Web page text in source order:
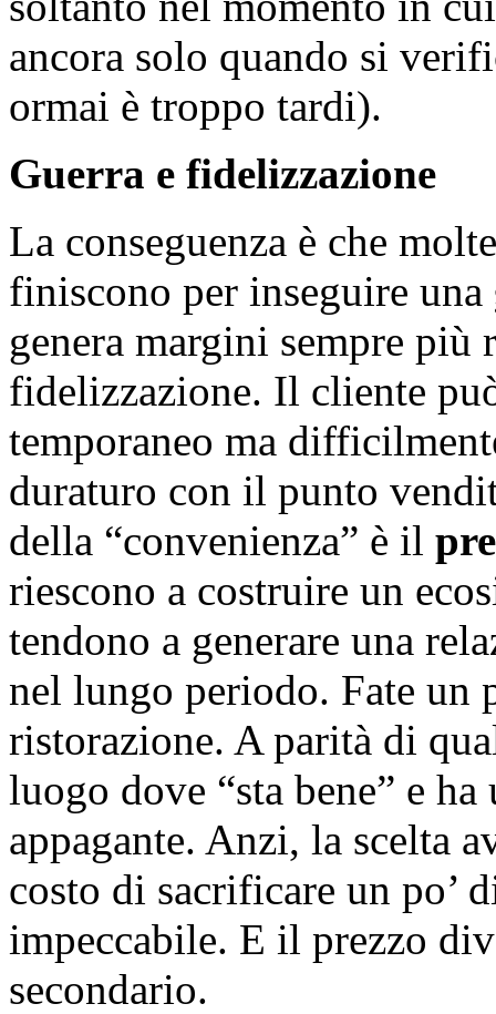
ancora solo quando si
ormai è troppo tardi).
Guerra e fidelizzazione
La conseguenza è che
finiscono per inseguire una
genera margini sempre più
fidelizzazione. Il cliente
temporaneo ma
duraturo con il punto
della “convenienza” è il
riescono a costruire un
tendono a generare una
nel lungo periodo. Fate un
ristorazione. A parità di
luogo dove “sta bene” e ha
appagante. Anzi, la scelta
costo di sacrificare un po’
impeccabile. E il prezzo
secondario.